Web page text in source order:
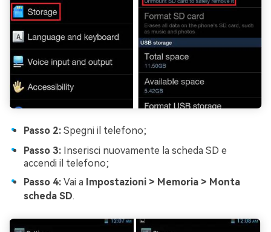
Passo 2: Spegni il telefono;
Passo 3: Inserisci nuovamente la scheda SD e
accendi il telefono;
Passo 4: Vai a Impostazioni > Memoria > Monta
scheda SD.